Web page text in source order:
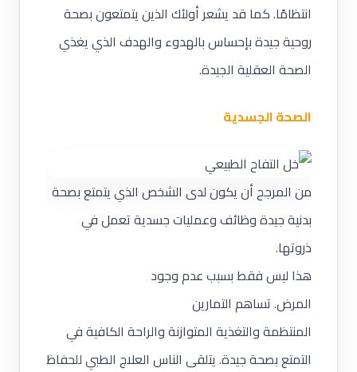
انتظامًا. كما قد يشعر أولئك الذين يتمتعون بصحة
روحية جيدة بإحساس بالهدوء والهدف الذي يغذي
الصحة العقلية الجيدة.
الصحة الجسدية
من المرجح أن يكون لدى الشخص الذي يتمتع بصحة
بدنية جيدة وظائف وعمليات جسدية تعمل في
ذروتها.
هذا ليس فقط بسبب عدم وجود
المرض. تساهم التمارين
المنتظمة والتغذية المتوازنة والراحة الكافية في
التمتع بصحة جيدة. يتلقى الناس العلاج الطبي للحفاظ